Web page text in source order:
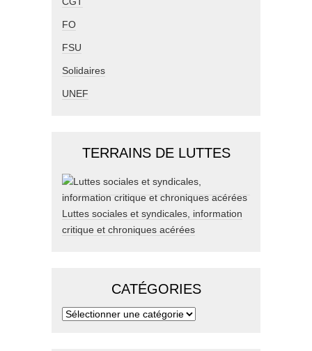
FO
FSU
Solidaires
UNEF
TERRAINS DE LUTTES
Luttes sociales et syndicales, information
critique et chroniques acérées
CATÉGORIES